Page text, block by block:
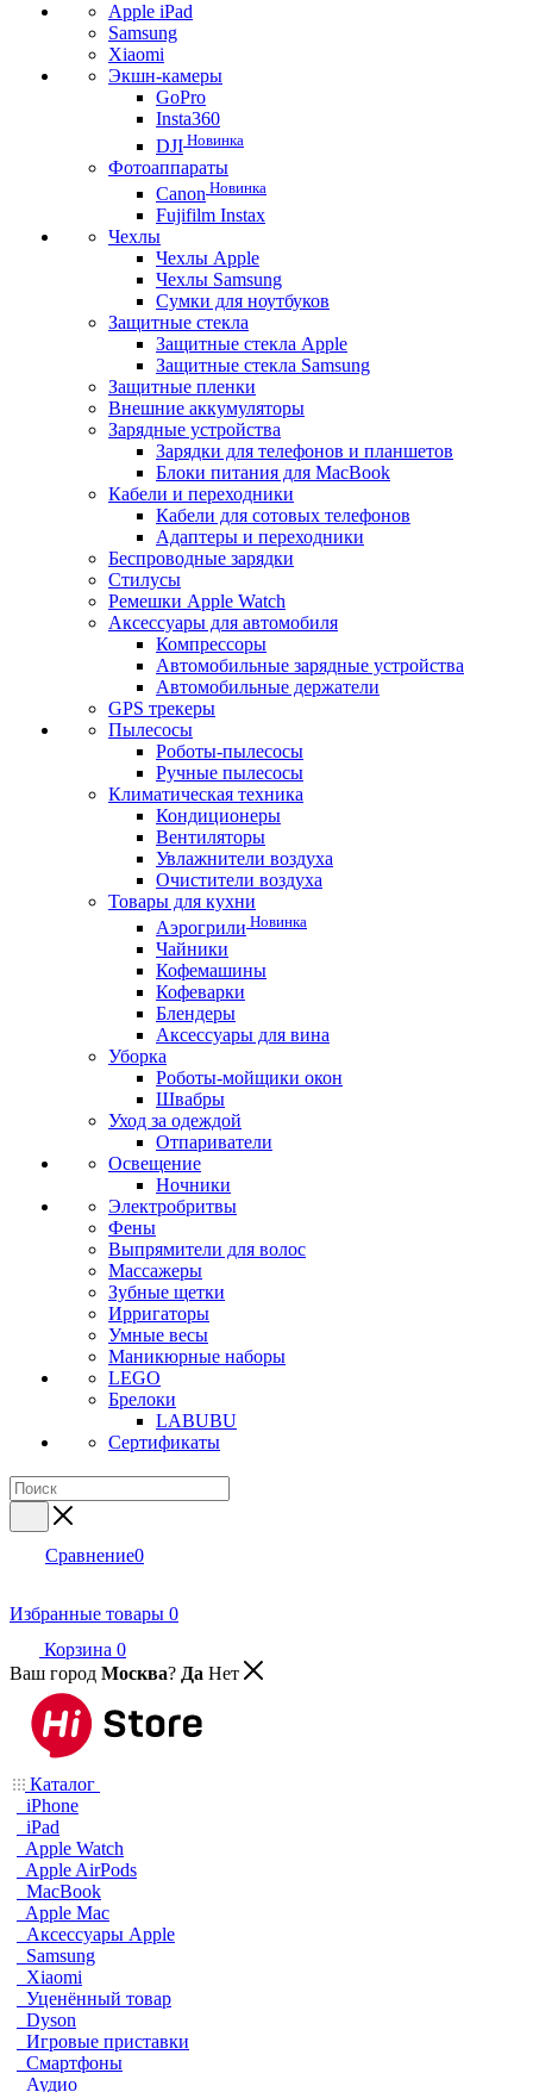
Apple iPad
Samsung
Xiaomi
Экшн-камеры
GoPro
Insta360
DJI Новинка
Фотоаппараты
Canon Новинка
Fujifilm Instax
Чехлы
Чехлы Apple
Чехлы Samsung
Сумки для ноутбуков
Защитные стекла
Защитные стекла Apple
Защитные стекла Samsung
Защитные пленки
Внешние аккумуляторы
Зарядные устройства
Зарядки для телефонов и планшетов
Блоки питания для MacBook
Кабели и переходники
Кабели для сотовых телефонов
Адаптеры и переходники
Беспроводные зарядки
Стилусы
Ремешки Apple Watch
Аксессуары для автомобиля
Компрессоры
Автомобильные зарядные устройства
Автомобильные держатели
GPS трекеры
Пылесосы
Роботы-пылесосы
Ручные пылесосы
Климатическая техника
Кондиционеры
Вентиляторы
Увлажнители воздуха
Очистители воздуха
Товары для кухни
Аэрогрили Новинка
Чайники
Кофемашины
Кофеварки
Блендеры
Аксессуары для вина
Уборка
Роботы-мойщики окон
Швабры
Уход за одеждой
Отпариватели
Освещение
Ночники
Электробритвы
Фены
Выпрямители для волос
Массажеры
Зубные щетки
Ирригаторы
Умные весы
Маникюрные наборы
LEGO
Брелоки
LABUBU
Сертификаты
Сравнение0
Избранные товары 0
Корзина 0
Ваш город Москва? Да Нет
Каталог
iPhone
iPad
Apple Watch
Apple AirPods
MacBook
Apple Mac
Аксессуары Apple
Samsung
Xiaomi
Уценённый товар
Dyson
Игровые приставки
Смартфоны
Аудио